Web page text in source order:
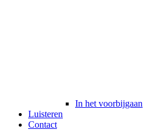
In het voorbijgaan
Luisteren
Contact